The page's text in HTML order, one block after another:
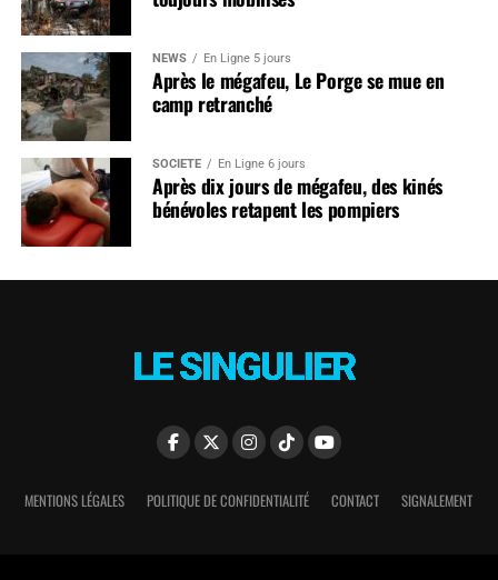
NEWS En Ligne 5 jours
Après le mégafeu, Le Porge se mue en
camp retranché
SOCIÉTÉ En Ligne 6 jours
Après dix jours de mégafeu, des kinés
bénévoles retapent les pompiers
MENTIONS LÉGALES POLITIQUE DE CONFIDENTIALITÉ CONTACT SIGNALEMENT